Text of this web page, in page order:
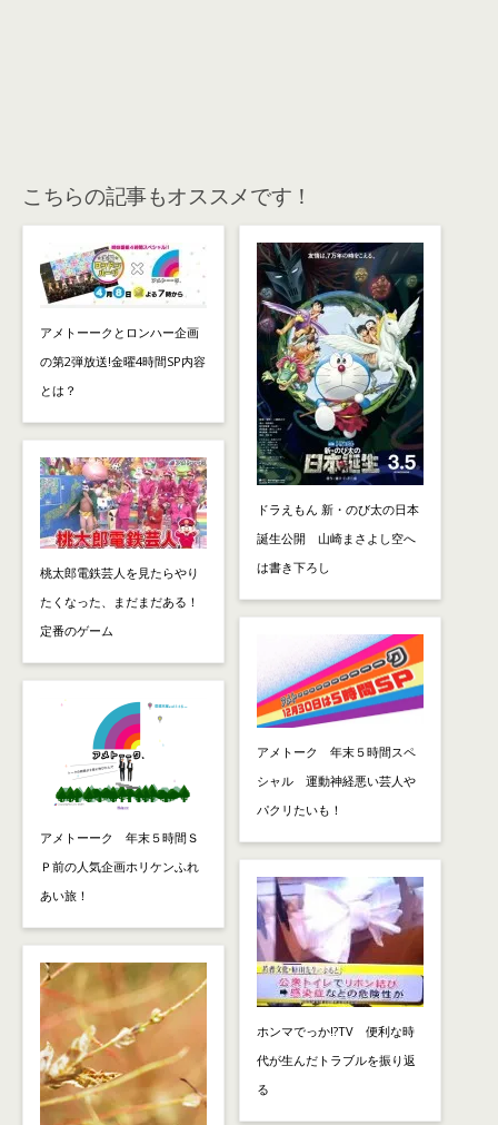
こちらの記事もオススメです！
アメトーークとロンハー企画
の第2弾放送!金曜4時間SP内容
とは？
桃太郎電鉄芸人を見たらやり
たくなった、まだまだある！
定番のゲーム
アメトーーク 年末５時間Ｓ
Ｐ前の人気企画ホリケンふれ
あい旅！
ドラえもん 新・のび太の日本
誕生公開 山崎まさよし空へ
は書き下ろし
アメトーク 年末５時間スペ
シャル 運動神経悪い芸人や
パクリたいも！
ホンマでっか!?TV 便利な時
代が生んだトラブルを振り返
る